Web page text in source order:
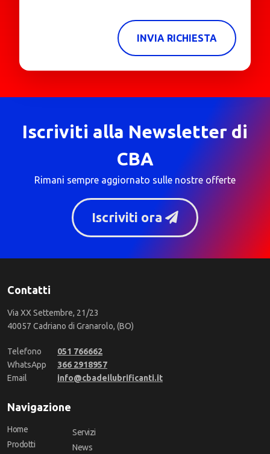
INVIA RICHIESTA
Iscriviti alla Newsletter di
CBA
Rimani sempre aggiornato sulle nostre offerte
Iscriviti ora
Contatti
Via XX Settembre, 21/23
40057 Cadriano di Granarolo, (BO)
Telefono
051 766662
WhatsApp
366 2918957
Email
info@cbadeilubrificanti.it
Navigazione
Home
Prodotti
Servizi
News